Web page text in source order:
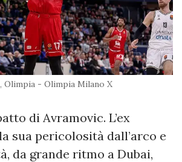
Olimpia - Olimpia Milano X
di Avramovic. L’ex
sua pericolosità dall’arco e
da grande ritmo a Dubai,